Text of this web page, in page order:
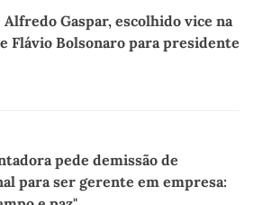
Alfredo Gaspar, escolhido vice na
Flávio Bolsonaro para presidente
pede demissão de
para ser gerente em empresa: